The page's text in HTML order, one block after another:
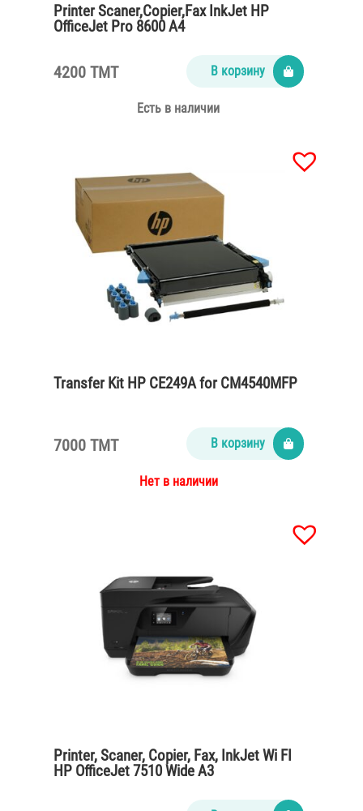
Printer Scaner,Copier,Fax InkJet HP
OfficeJet Pro 8600 A4
4200 TMT В корзину
Есть в наличии
Transfer Kit HP CE249A for CM4540MFP
7000 TMT В корзину
Нет в наличии
Printer, Scaner, Copier, Fax, InkJet Wi FI
HP OfficeJet 7510 Wide A3